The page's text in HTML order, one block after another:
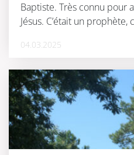
Baptiste. Très connu pour
Jésus. C’était un prophète,
04.03.2025